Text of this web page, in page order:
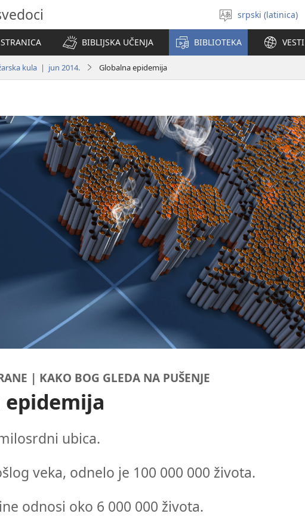
Izaberi
jezik
srpski (latinica)
BIBLIJSKA UČENJA BIBLIOTEKA VESTI
kula | jun 2014. Globalna epidemija
| KAKO BOG GLEDA NA PUŠENJE
epidemija
ubica.
veka, odnelo je 100 000 000 života.
odnosi oko 6 000 000 života.